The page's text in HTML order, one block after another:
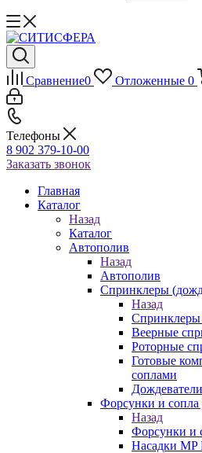
Сравнение0 Отложенные 0
Телефоны
8 902 379-10-00
Заказать звонок
Главная
Каталог
Назад
Каталог
Автополив
Назад
Автополив
Спринклеры
Назад
Спринклеры
Веерные
Роторные
Готовые
соплами
Дождеватели
Форсунки и сопла
Назад
Форсунки и
Насадки MP